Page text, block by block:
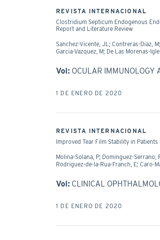
REVISTA INTERNACIONAL
Clostridium Septicum Endogenous
Report and Literature Review
Sanchez-Vicente, JL; Contreras-Diaz,
Garcia-Vazquez, M; De Las Morenas-
Vol: OCULAR IMMUNOLOGY
1 DE ENERO DE 2020
REVISTA INTERNACIONAL
Improved Tear Film Stability in
Molina-Solana, P; Dominguez-
Rodriguez-de-la-Rua-Franch, E; Caro-
Vol: CLINICAL
1 DE ENERO DE 2020